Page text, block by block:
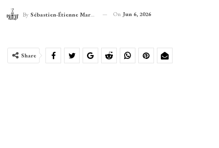
By Sébastien-Étienne Marechal On Jun 6, 2026
Share